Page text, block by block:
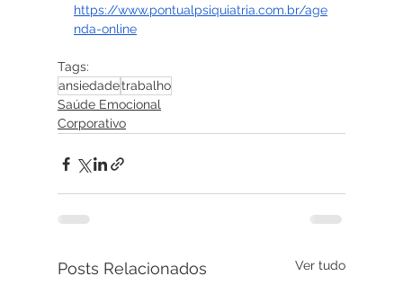
https://www.pontualpsiquiatria.com.br/age
nda-online
Tags:
ansiedadetrabalho
Saúde Emocional
Corporativo
Posts Relacionados Ver tudo